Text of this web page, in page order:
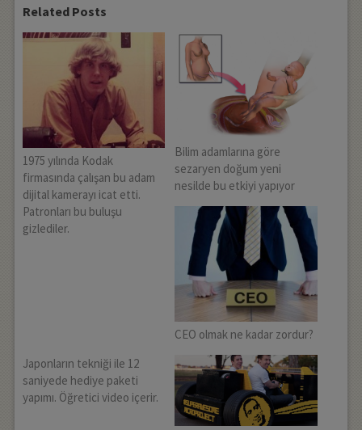
Related Posts
1975 yılında Kodak
firmasında çalışan bu adam
dijital kamerayı icat etti.
Patronları bu buluşu
gizlediler.
Bilim adamlarına göre
sezaryen doğum yeni
nesilde bu etkiyi yapıyor
CEO olmak ne kadar zordur?
Japonların tekniği ile 12
saniyede hediye paketi
yapımı. Öğretici video içerir.